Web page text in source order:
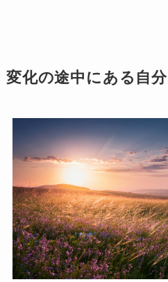
変化の途中にある自分